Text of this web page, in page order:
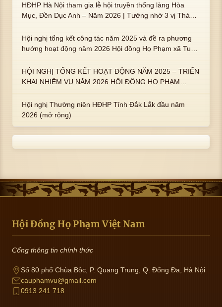
HĐHP Hà Nội tham gia lễ hội truyền thống làng Hòa
Mục, Đền Dục Anh – Năm 2026 | Tưởng nhớ 3 vị Thành
trai : ngài Phạm Huy, Phạm Miện
Hội nghị tổng kết công tác năm 2025 và đề ra phương
hướng hoạt động năm 2026 Hội đồng Họ Phạm xã Tuy
HỘI NGHỊ TỔNG KẾT HOẠT ĐỘNG NĂM 2025 – TRIỂN
KHAI NHIỆM VỤ NĂM 2026 HỘI ĐỒNG HỌ PHẠM
Hội nghị Thường niên HĐHP Tỉnh Đắk Lắk đầu năm
2026 (mở rộng)
Hội Đồng Họ Phạm Việt Nam
Cổng thông tin chính thức
Số 80 phố Chùa Bộc, P. Quang Trung, Q. Đống Đa, Hà Nội
cauphamvu@gmail.com
0913 241 718